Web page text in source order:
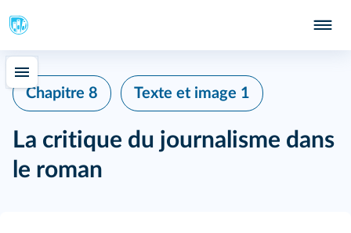
Chapitre 8 Texte et image 1
La critique du journalisme dans
le roman